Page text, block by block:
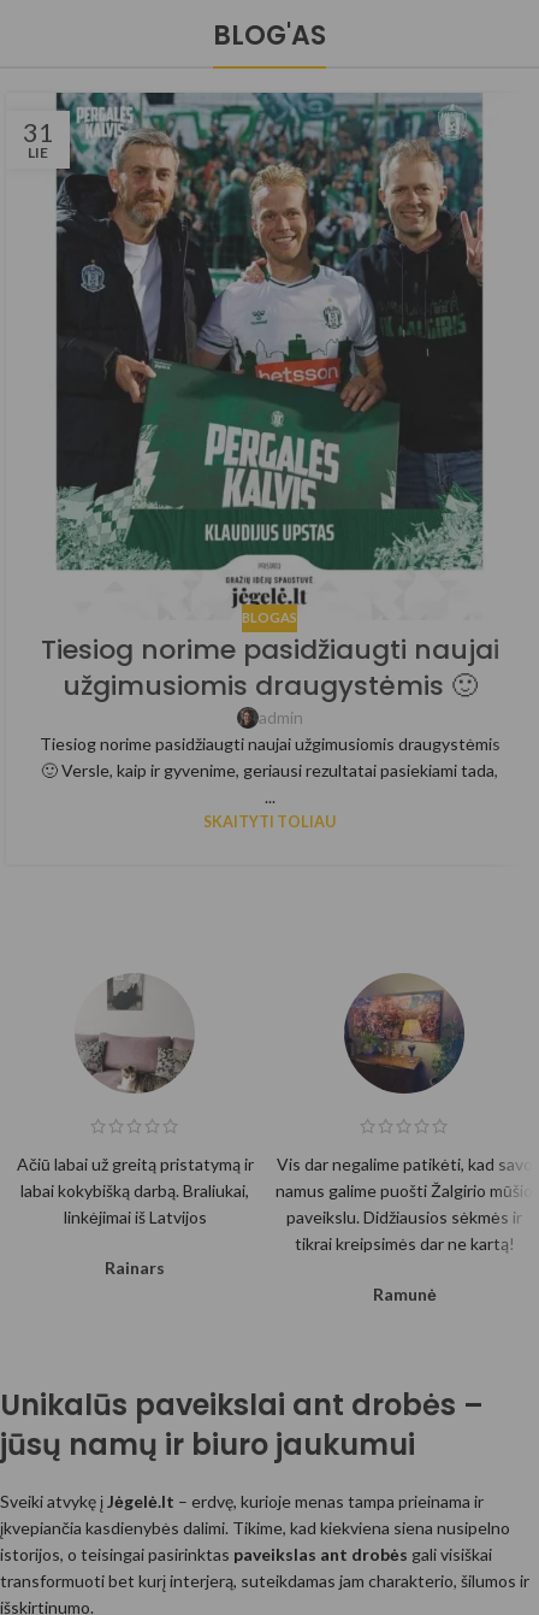
BLOG'AS
31
LIE
BLOGAS
Tiesiog norime pasidžiaugti naujai
užgimusiomis draugystėmis 🙂
admin
Tiesiog norime pasidžiaugti naujai užgimusiomis draugystėmis
🙂 Versle, kaip ir gyvenime, geriausi rezultatai pasiekiami tada,
...
SKAITYTI TOLIAU
Ačiū labai už greitą pristatymą ir
labai kokybišką darbą. Braliukai,
linkėjimai iš Latvijos
Rainars
Vis dar negalime patikėti, kad savo
namus galime puošti Žalgirio mūšio
paveikslu. Didžiausios sėkmės ir
tikrai kreipsimės dar ne kartą!
Ramunė
Unikalūs paveikslai ant drobės –
jūsų namų ir biuro jaukumui
Sveiki atvykę į Jėgelė.lt – erdvę, kurioje menas tampa prieinama ir
įkvepiančia kasdienybės dalimi. Tikime, kad kiekviena siena nusipelno
istorijos, o teisingai pasirinktas paveikslas ant drobės gali visiškai
transformuoti bet kurį interjerą, suteikdamas jam charakterio, šilumos ir
išskirtinumo.